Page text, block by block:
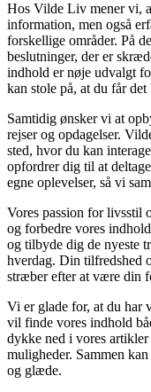
Hos Vilde Liv mener vi,
information, men også
forskellige områder. På
beslutninger, der er
indhold er nøje udvalgt
kan stole på, at du får det
Samtidig ønsker vi at
rejser og opdagelser.
sted, hvor du kan
opfordrer dig til at
egne oplevelser, så vi
Vores passion for livsstil
og forbedre vores
og tilbyde dig de nyeste
hverdag. Din tilfredshed
stræber efter at være din
Vi er glade for, at du har
vil finde vores indhold
dykke ned i vores
muligheder. Sammen
og glæde.